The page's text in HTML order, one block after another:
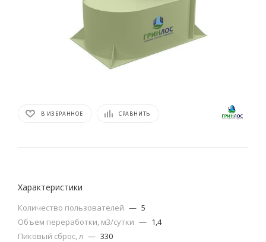
В ИЗБРАННОЕ СРАВНИТЬ
Характеристики
Количество пользователей — 5
Объем переработки, м3/сутки — 1,4
Пиковый сброс, л — 330